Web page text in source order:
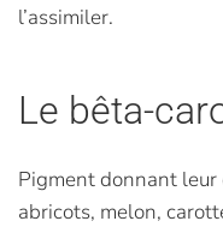
l’assimiler.
Le bêta-
Pigment donnant leur
abricots, melon,